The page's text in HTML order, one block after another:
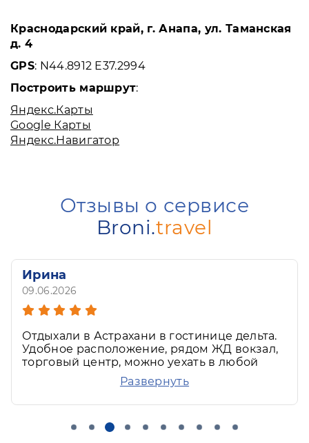
Краснодарский край, г. Анапа, ул. Таманская
д. 4
GPS: N44.8912 E37.2994
Построить маршрут:
Яндекс.Карты
Google Карты
Яндекс.Навигатор
Отзывы о сервисе
Broni.travel
Ирина
09.06.2026
Отдыхали в Астрахани в гостинице дельта.
Удобное расположение, рядом ЖД вокзал,
торговый центр, можно уехать в любой
конец города. Вежливый персонал, клиент
ориентированный. Уютный, чистый номер
Развернуть